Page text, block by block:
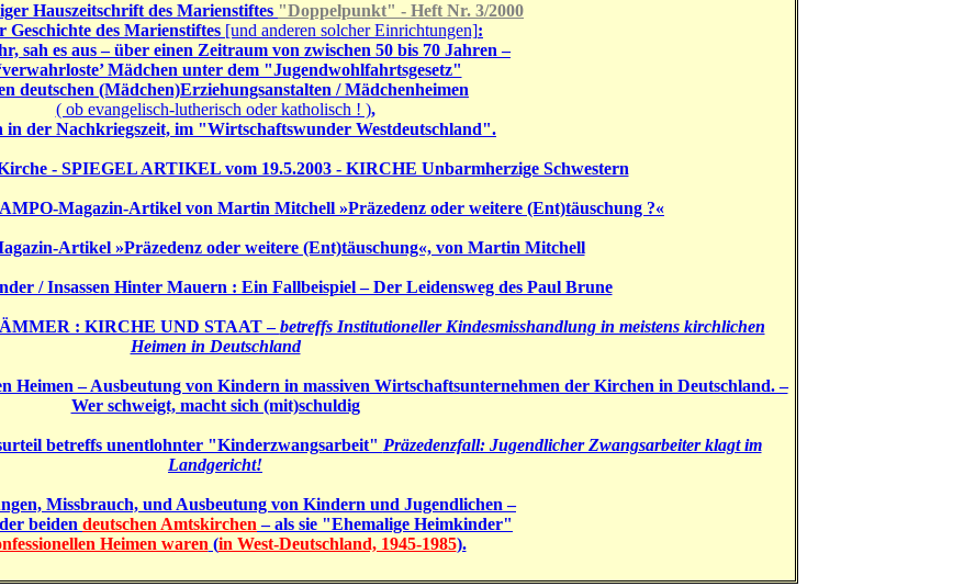
Hauszeitschrift des Marienstiftes "Doppelpunkt" - Heft Nr. 3/2000
Geschichte des Marienstiftes [und anderen solcher Einrichtungen]:
sah es aus – über einen Zeitraum von zwischen 50 bis 70 Jahren –
Mädchen unter dem "Jugendwohlfahrtsgesetz"
deutschen (Mädchen)Erziehungsanstalten / Mädchenheimen
( ob evangelisch-lutherisch oder katholisch ! ),
in der Nachkriegszeit, im "Wirtschaftswunder Westdeutschland".
- SPIEGEL ARTIKEL vom 19.5.2003 - KIRCHE Unbarmherzige Schwestern
Magazin-Artikel von Martin Mitchell »Präzedenz oder weitere (Ent)täuschung ?«
Artikel »Präzedenz oder weitere (Ent)täuschung«, von Martin Mitchell
/ Insassen Hinter Mauern : Ein Fallbeispiel – Der Leidensweg des Paul Brune
: KIRCHE UND STAAT –betreffs Institutioneller Kindesmisshandlung in meistens kirchlichen
Heimen in Deutschland
Heimen – Ausbeutung von Kindern in massiven Wirtschaftsunternehmen der Kirchen in Deutschland. –
Wer schweigt, macht sich (mit)schuldig
betreffs unentlohnter "Kinderzwangsarbeit" Präzedenzfall: Jugendlicher Zwangsarbeiter klagt im
Landgericht!
Missbrauch, und Ausbeutung von Kindern und Jugendlichen –
beiden deutschen Amtskirchen – als sie "Ehemalige Heimkinder"
Heimen waren (in West-Deutschland, 1945-1985).